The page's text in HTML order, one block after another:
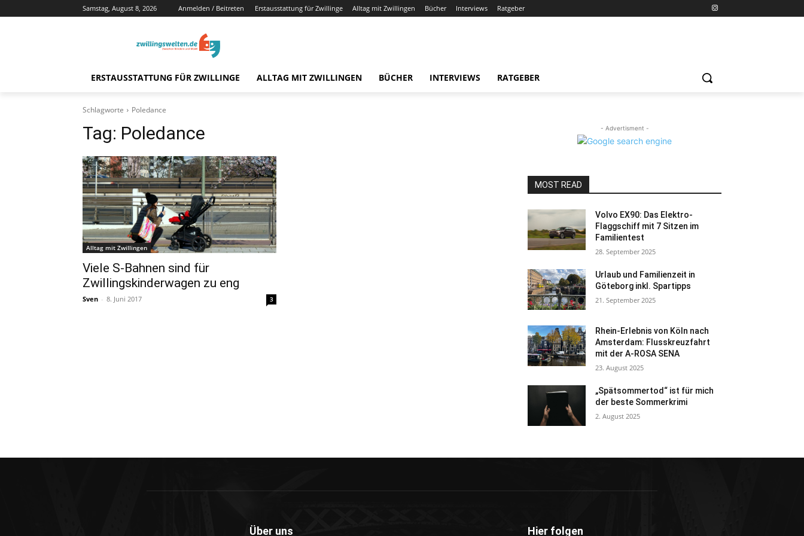
Samstag, August 8, 2026 Anmelden / Beitreten Erstausstattung für Zwillinge Alltag mit Zwillingen Bücher Interviews Ratgeber
ERSTAUSSTATTUNG FÜR ZWILLINGE ALLTAG MIT ZWILLINGEN BÜCHER INTERVIEWS RATGEBER
Schlagworte Poledance
Tag: Poledance
Alltag mit Zwillingen
Viele S-Bahnen sind für
Zwillingskinderwagen zu eng
Sven - 8. Juni 2017 3
- Advertisment -
MOST READ
Volvo EX90: Das Elektro-
Flaggschiff mit 7 Sitzen im
Familientest
28. September 2025
Urlaub und Familienzeit in
Göteborg inkl. Spartipps
21. September 2025
Rhein-Erlebnis von Köln nach
Amsterdam: Flusskreuzfahrt
mit der A-ROSA SENA
23. August 2025
„Spätsommertod“ ist für mich
der beste Sommerkrimi
2. August 2025
Über uns Hier folgen